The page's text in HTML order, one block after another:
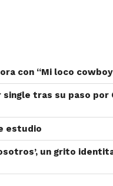
con “Mi loco
single tras su paso por
estudio
un grito